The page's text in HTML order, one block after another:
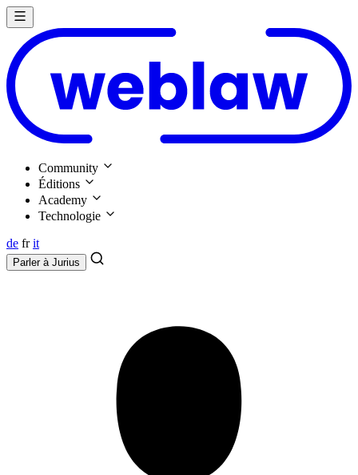
Community
Éditions
Academy
Technologie
de fr it
Parler à Jurius